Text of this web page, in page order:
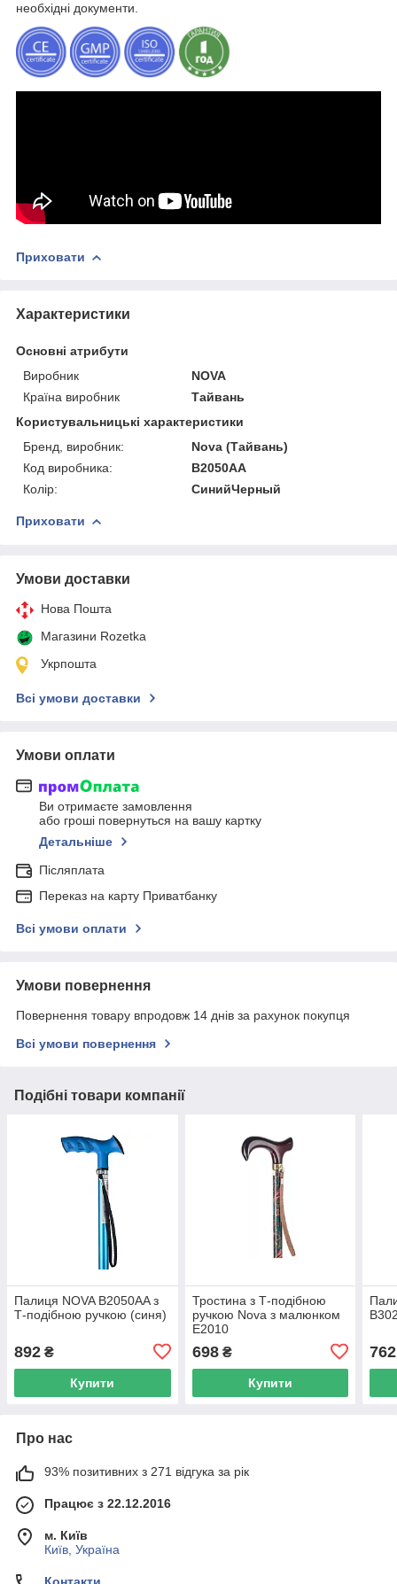
необхідні документи.
Приховати
Характеристики
Основні атрибути
Виробник
NOVA
Країна виробник
Тайвань
Користувальницькі характеристики
Бренд, виробник:
Nova (Тайвань)
Код виробника:
B2050AA
Колір:
СинийЧерный
Приховати
Умови доставки
Нова Пошта
Магазини Rozetka
Укрпошта
Всі умови доставки
Умови оплати
Ви отримаєте замовлення
або гроші повернуться на вашу картку
Детальніше
Післяплата
Переказ на карту Приватбанку
Всі умови оплати
Умови повернення
Повернення товару впродовж 14 днів за рахунок покупця
Всі умови повернення
Подібні товари компанії
Палиця NOVA B2050AA з
Т-подібною ручкою (синя)
892 ₴
Купити
Тростина з Т-подібною
ручкою Nova з малюнком
Е2010
698₴
Купити
762
Про нас
93% позитивних з 271 відгука за рік
Працює з 22.12.2016
м. Київ
Київ, Україна
Контакти